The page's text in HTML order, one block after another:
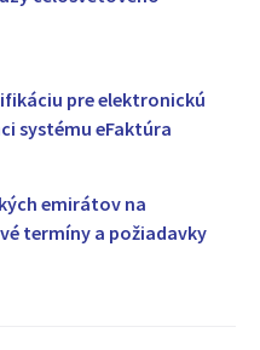
pre elektronickú
systému eFaktúra
emirátov na
termíny a požiadavky